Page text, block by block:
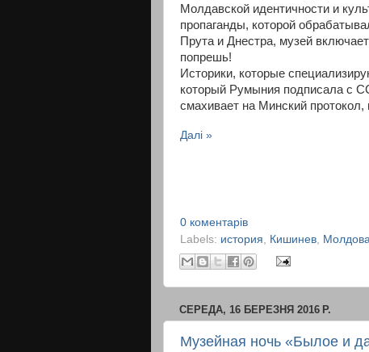
Молдавской идентичности и
пропаганды, которой
Прута и Днестра, музей
попрешь!
Историки, которые
который Румыния подписала с
смахивает на Минский
Далі »
0 коментарів
Labels: история Кишинев Молдова
СЕРЕДА, 16 БЕРЕЗНЯ 2016 Р.
Музейная ночь «Былое и